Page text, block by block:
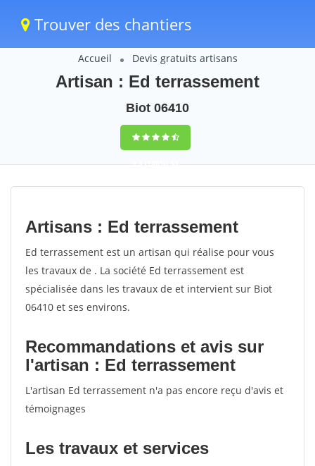
Trouver des chantiers
Accueil Devis gratuits artisans
Artisan : Ed terrassement
Biot 06410
9,5(100%)35
votes
Artisans : Ed terrassement
Ed terrassement est un artisan qui réalise pour vous
les travaux de . La société Ed terrassement est
spécialisée dans les travaux de et intervient sur Biot
06410 et ses environs.
Recommandations et avis sur
l'artisan : Ed terrassement
L'artisan Ed terrassement n'a pas encore reçu d'avis et
témoignages
Les travaux et services